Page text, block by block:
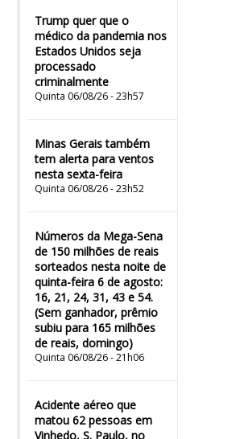
Trump quer que o
médico da pandemia nos
Estados Unidos seja
processado
criminalmente
Quinta 06/08/26 - 23h57
Minas Gerais também
tem alerta para ventos
nesta sexta-feira
Quinta 06/08/26 - 23h52
Números da Mega-Sena
de 150 milhões de reais
sorteados nesta noite de
quinta-feira 6 de agosto:
16, 21, 24, 31, 43 e 54.
(Sem ganhador, prêmio
subiu para 165 milhões
de reais, domingo)
Quinta 06/08/26 - 21h06
Acidente aéreo que
matou 62 pessoas em
Vinhedo, S. Paulo, no